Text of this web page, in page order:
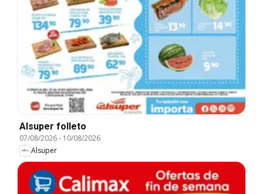
Alsuper folleto
07/08/2026- 10/08/2026
Alsuper